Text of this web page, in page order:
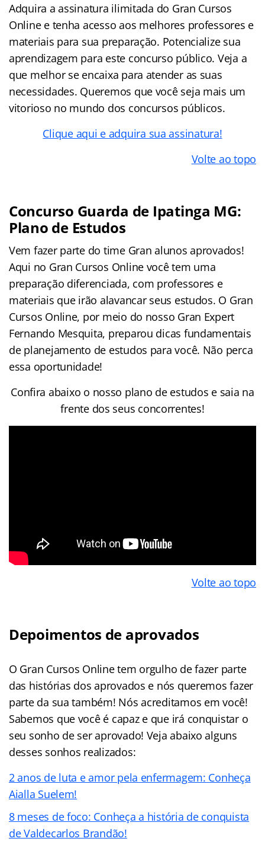
Adquira a assinatura ilimitada do Gran Cursos
Online e tenha acesso aos melhores professores e
materiais para sua preparação. Potencialize sua
aprendizagem para este concurso público. Veja a
que melhor se encaixa para atender as suas
necessidades. Queremos que você seja mais um
vitorioso no mundo dos concursos públicos.
Clique aqui e adquira sua assinatura!
Volte ao topo
Concurso Guarda de Ipatinga MG:
Plano de Estudos
Vem fazer parte do time Gran alunos aprovados!
Aqui no Gran Cursos Online você tem uma
preparação diferenciada, com professores e
materiais que irão alavancar seus estudos. O Gran
Cursos Online, por meio do nosso Gran Expert
Fernando Mesquita, preparou dicas fundamentais
de planejamento de estudos para você. Não perca
essa oportunidade!
Confira abaixo o nosso plano de estudos e saia na
frente dos seus concorrentes!
Volte ao topo
Depoimentos de aprovados
O Gran Cursos Online tem orgulho de fazer parte
das histórias dos aprovados e nós queremos fazer
parte da sua também! Nós acreditamos em você!
Sabemos que você é capaz e que irá conquistar o
seu sonho de ser aprovado! Veja abaixo alguns
desses sonhos realizados:
2 anos de luta e amor pela enfermagem: Conheça
Aialla Suelem!
8 meses de foco: Conheça a história de conquista
de Valdecarlos Brandão!